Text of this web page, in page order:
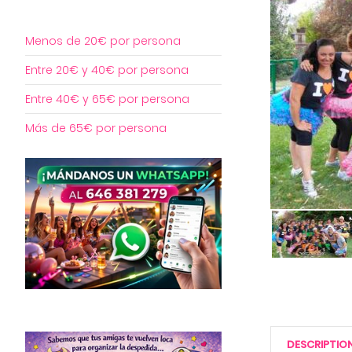
Menos de 20€ por persona
Entre 20€ y 40€ por persona
Entre 40€ y 65€ por persona
Más de 65€ por persona